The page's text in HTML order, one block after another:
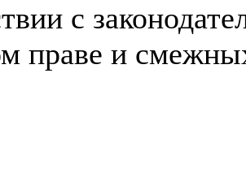
с
праве и